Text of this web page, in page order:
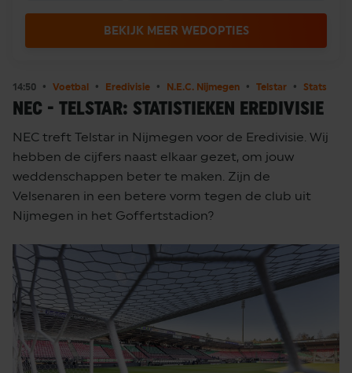
BEKIJK MEER WEDOPTIES
14:50 Voetbal Eredivisie N.E.C. Nijmegen Telstar Stats
NEC - TELSTAR: STATISTIEKEN EREDIVISIE
NEC treft Telstar in Nijmegen voor de Eredivisie. Wij
hebben de cijfers naast elkaar gezet, om jouw
weddenschappen beter te maken. Zijn de
Velsenaren in een betere vorm tegen de club uit
Nijmegen in het Goffertstadion?